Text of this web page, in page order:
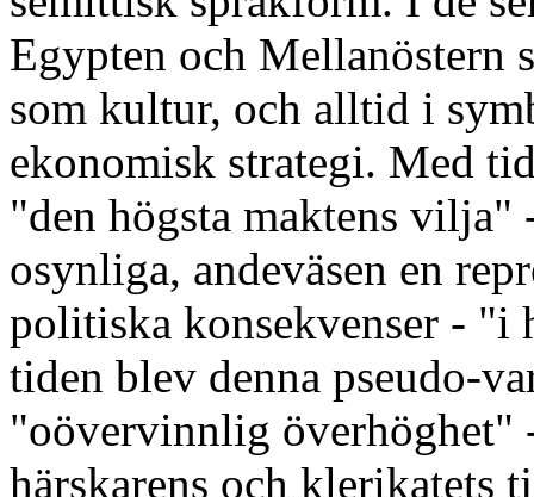
Egypten och Mellanöstern
som kultur, och alltid i
ekonomisk strategi. Med
"den högsta maktens
osynliga, andeväsen en
politiska konsekvenser - "i
tiden blev denna pseudo-
"oövervinnlig överhöghet"
härskarens och klerikatets